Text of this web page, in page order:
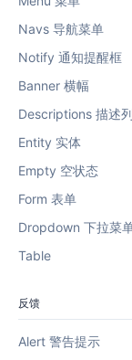
Navs 导航菜单
Notify 通知提醒框
Banner 横幅
Descriptions 描述
Entity 实体
Empty 空状态
Form 表单
Dropdown 下拉菜
Table
反馈
Alert 警告提示